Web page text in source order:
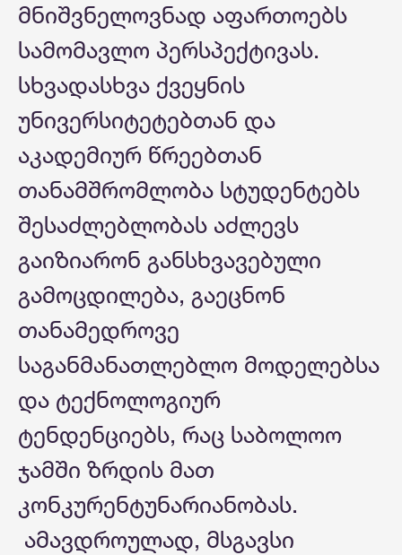
მნიშვნელოვნად აფართოებს
სამომავლო პერსპექტივას.
სხვადასხვა ქვეყნის
უნივერსიტეტებთან და
აკადემიურ წრეებთან
თანამშრომლობა სტუდენტებს
შესაძლებლობას აძლევს
გაიზიარონ განსხვავებული
გამოცდილება, გაეცნონ
თანამედროვე
საგანმანათლებლო მოდელებსა
და ტექნოლოგიურ
ტენდენციებს, რაც საბოლოო
ჯამში ზრდის მათ
კონკურენტუნარიანობას.
ამავდროულად, მსგავსი